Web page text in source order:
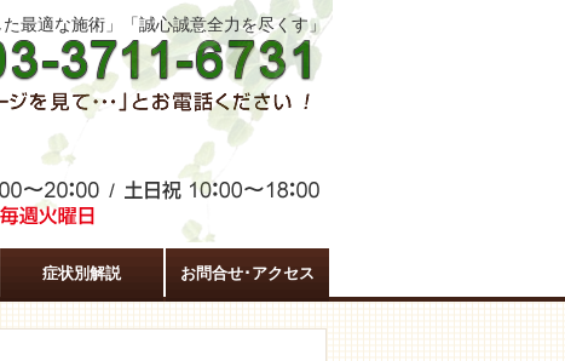
最適な施術」「誠心誠意全力を尽くす」
症状別解説 お問合せ･アクセス